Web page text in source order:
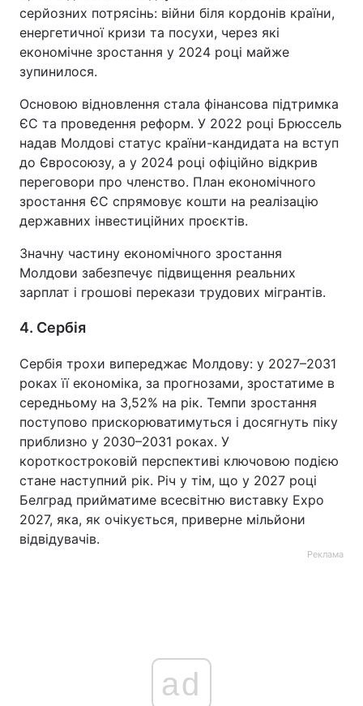
серйозних потрясінь: війни біля кордонів країни,
енергетичної кризи та посухи, через які
економічне зростання у 2024 році майже
зупинилося.
Основою відновлення стала фінансова підтримка
ЄС та проведення реформ. У 2022 році Брюссель
надав Молдові статус країни-кандидата на вступ
до Євросоюзу, а у 2024 році офіційно відкрив
переговори про членство. План економічного
зростання ЄС спрямовує кошти на реалізацію
державних інвестиційних проєктів.
Значну частину економічного зростання
Молдови забезпечує підвищення реальних
зарплат і грошові перекази трудових мігрантів.
4. Сербія
Сербія трохи випереджає Молдову: у 2027–2031
роках її економіка, за прогнозами, зростатиме в
середньому на 3,52% на рік. Темпи зростання
поступово прискорюватимуться і досягнуть піку
приблизно у 2030–2031 роках. У
короткостроковій перспективі ключовою подією
стане наступний рік. Річ у тім, що у 2027 році
Белград прийматиме всесвітню виставку Expo
2027, яка, як очікується, приверне мільйони
відвідувачів.
Реклама
ad